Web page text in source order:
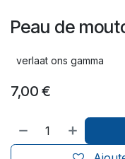
Peau de
verlaat ons gamma
7,00 €